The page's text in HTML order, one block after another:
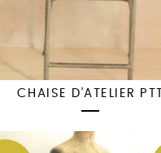
CHAISE D’ATELIER PTT